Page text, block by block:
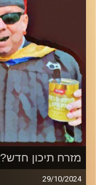
מזרח תיכון חדש?
29/10/2024